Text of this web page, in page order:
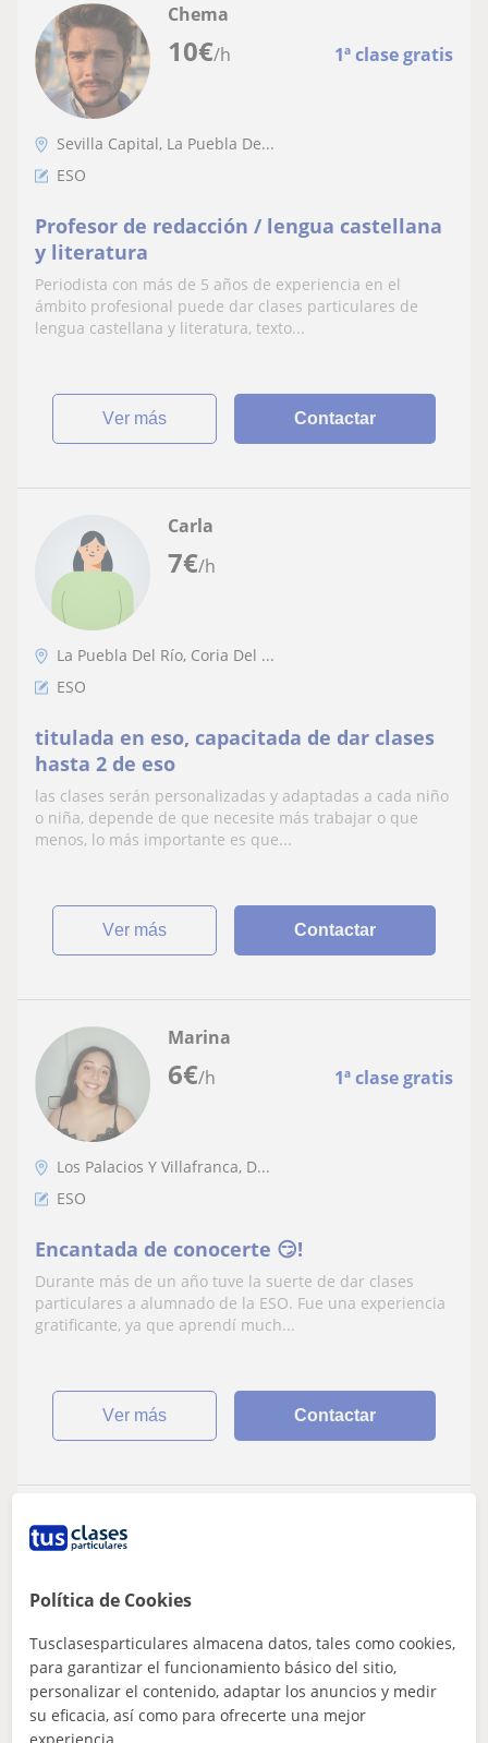
10€/h 1ª clase gratis
Chema
Sevilla Capital, La Puebla De...
ESO
Profesor de redacción / lengua castellana
y literatura
Periodista con más de 5 años de experiencia en el
ámbito profesional puede dar clases particulares de
lengua castellana y literatura, texto...
ver más Contactar
7€/h
Carla
La Puebla Del Río, Coria Del ...
ESO
titulada en eso, capacitada de dar clases
hasta 2 de eso
las clases serán personalizadas y adaptadas a cada niño
o niña, depende de que necesite más trabajar o que
menos, lo más importante es que...
ver más Contactar
6€/h 1ª clase gratis
Marina
Los Palacios Y Villafranca, D...
ESO
Encantada de conocerte 😏!
Durante más de un año tuve la suerte de dar clases
particulares a alumnado de la ESO. Fue una experiencia
gratificante, ya que aprendí much...
ver más Contactar
La Puebla Del Río, Coria Del ...
ESO
Licenciada en Historia,imparte clases de
Política de Cookies
Tusclasesparticulares almacena datos, tales como cookies,
para garantizar el funcionamiento básico del sitio,
personalizar el contenido, adaptar los anuncios y medir
su eficacia, así como para ofrecerte una mejor
experiencia.